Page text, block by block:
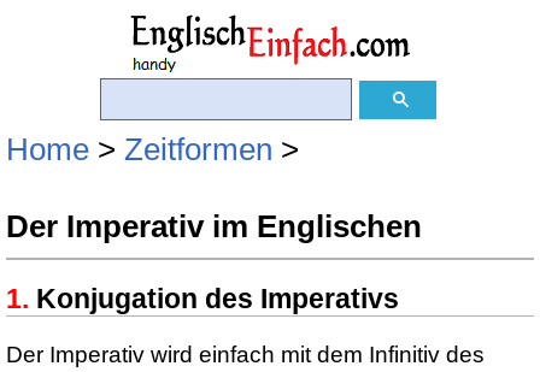
Home > Zeitformen >
Der Imperativ im Englischen
Konjugation des Imperativs
Der Imperativ wird einfach mit dem Infinitiv des